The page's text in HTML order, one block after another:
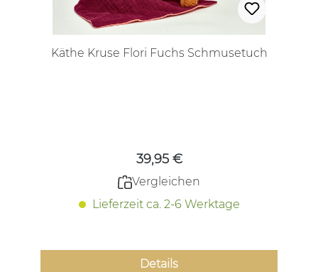
Käthe Kruse Flori Fuchs Schmusetuch
39,95 €
Vergleichen
Lieferzeit ca. 2-6 Werktage
Details